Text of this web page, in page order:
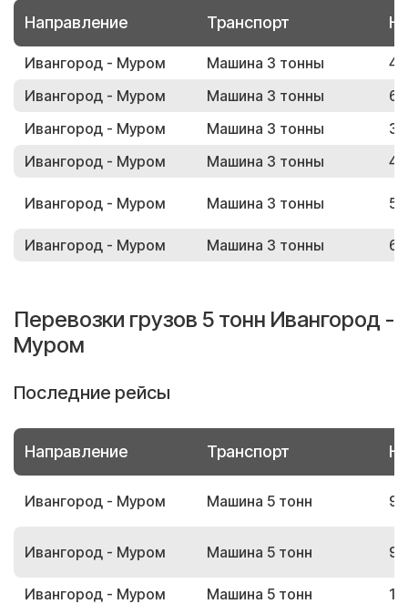
Направление Транспорт
Ивангород - Муром Машина 3 тонны
Ивангород - Муром
Машина 3 тонны
Ивангород - Муром
Машина 3 тонны
Ивангород - Муром
Машина 3 тонны
Ивангород - Муром Машина 3 тонны
Ивангород - Муром Машина 3 тонны
Перевозки грузов 5 тонн Ивангород -
Муром
Последние рейсы
Направление Транспорт
Ивангород - Муром Машина 5 тонн
Ивангород - Муром Машина 5 тонн
Ивангород - Муром Машина 5 тонн